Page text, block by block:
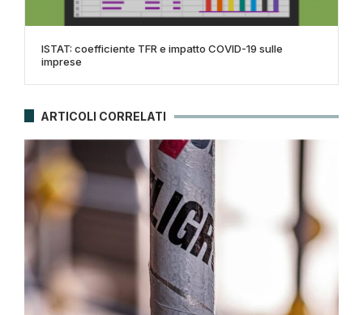
ISTAT: coefficiente TFR e impatto COVID-19 sulle
imprese
ARTICOLI CORRELATI